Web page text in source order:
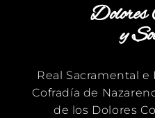
Dolores
y
Real Sacramental
Cofradía de
de los Dolores